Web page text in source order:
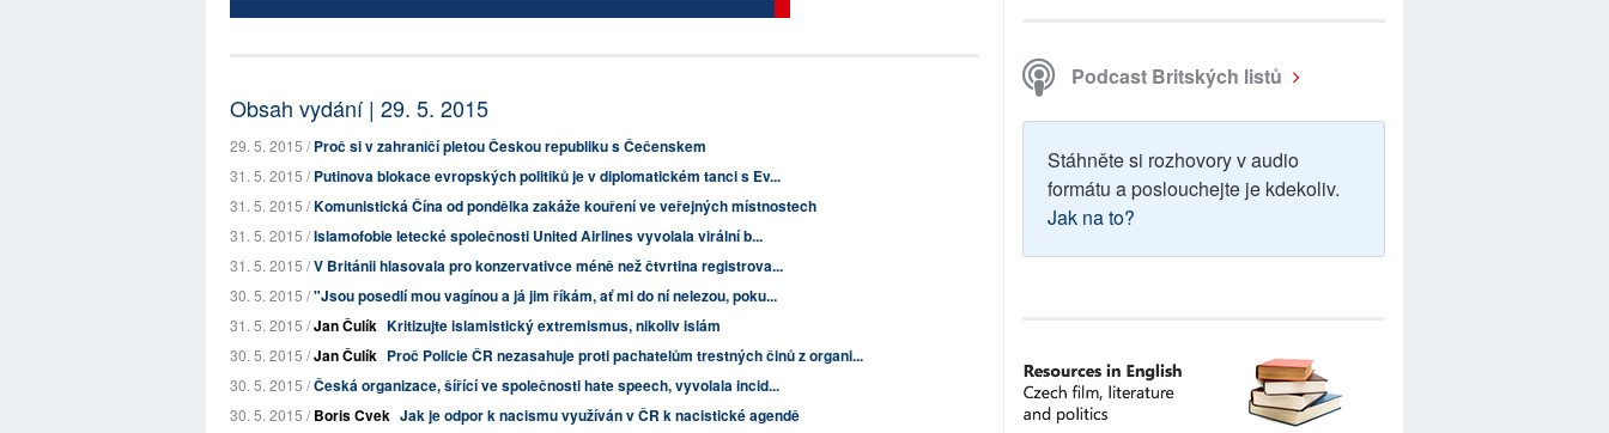
Obsah vydání | 29. 5. 2015
29. 5. 2015 /Proč si v zahraničí pletou Českou republiku s Čečenskem
31. 5. 2015 /Putinova blokace evropských politiků je v diplomatickém tanci s Ev...
31. 5. 2015 /Komunistická Čína od pondělka zakáže kouření ve veřejných místnostech
31. 5. 2015 /Islamofobie letecké společnosti United Airlines vyvolala virální b...
31. 5. 2015 /V Británii hlasovala pro konzervativce méně než čtvrtina registrova...
30. 5. 2015 /"Jsou posedlí mou vagínou a já jim říkám, ať mi do ní nelezou, poku...
31. 5. 2015 /Jan Čulík Kritizujte islamistický extremismus, nikoliv islám
30. 5. 2015 /Jan Čulík Proč Policie ČR nezasahuje proti pachatelům trestných činů z organi...
30. 5. 2015 /Česká organizace, šířící ve společnosti hate speech, vyvolala incid...
30. 5. 2015 /Boris Cvek Jak je odpor k nacismu využíván v ČR k nacistické agendě
Podcast Britských listů
Stáhněte si rozhovory v audio
formátu a poslouchejte je kdekoliv.
Jak na to?